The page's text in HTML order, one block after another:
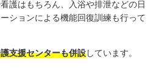
護はもちろん、入浴や排泄などの日
ションによる機能回復訓練も行って
支援センターも併設しています。